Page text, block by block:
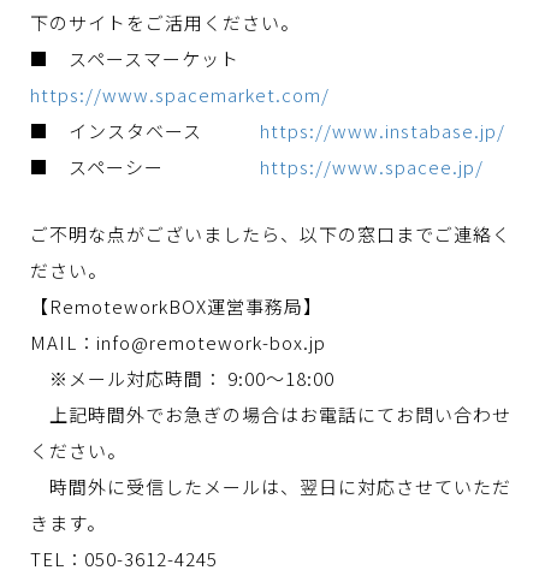
下のサイトをご活用ください。
■ スペースマーケット
https://www.spacemarket.com/
■ インスタベース https://www.instabase.jp/
■ スペーシー https://www.spacee.jp/
ご不明な点がございましたら、以下の窓口までご連絡く
ださい。
【RemoteworkBOX運営事務局】
MAIL：info@remotework-box.jp
※メール対応時間： 9:00～18:00
上記時間外でお急ぎの場合はお電話にてお問い合わせ
ください。
時間外に受信したメールは、翌日に対応させていただ
きます。
TEL：050-3612-4245